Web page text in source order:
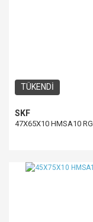
TÜKENDİ
SKF
47X65X10 HMSA10 RG